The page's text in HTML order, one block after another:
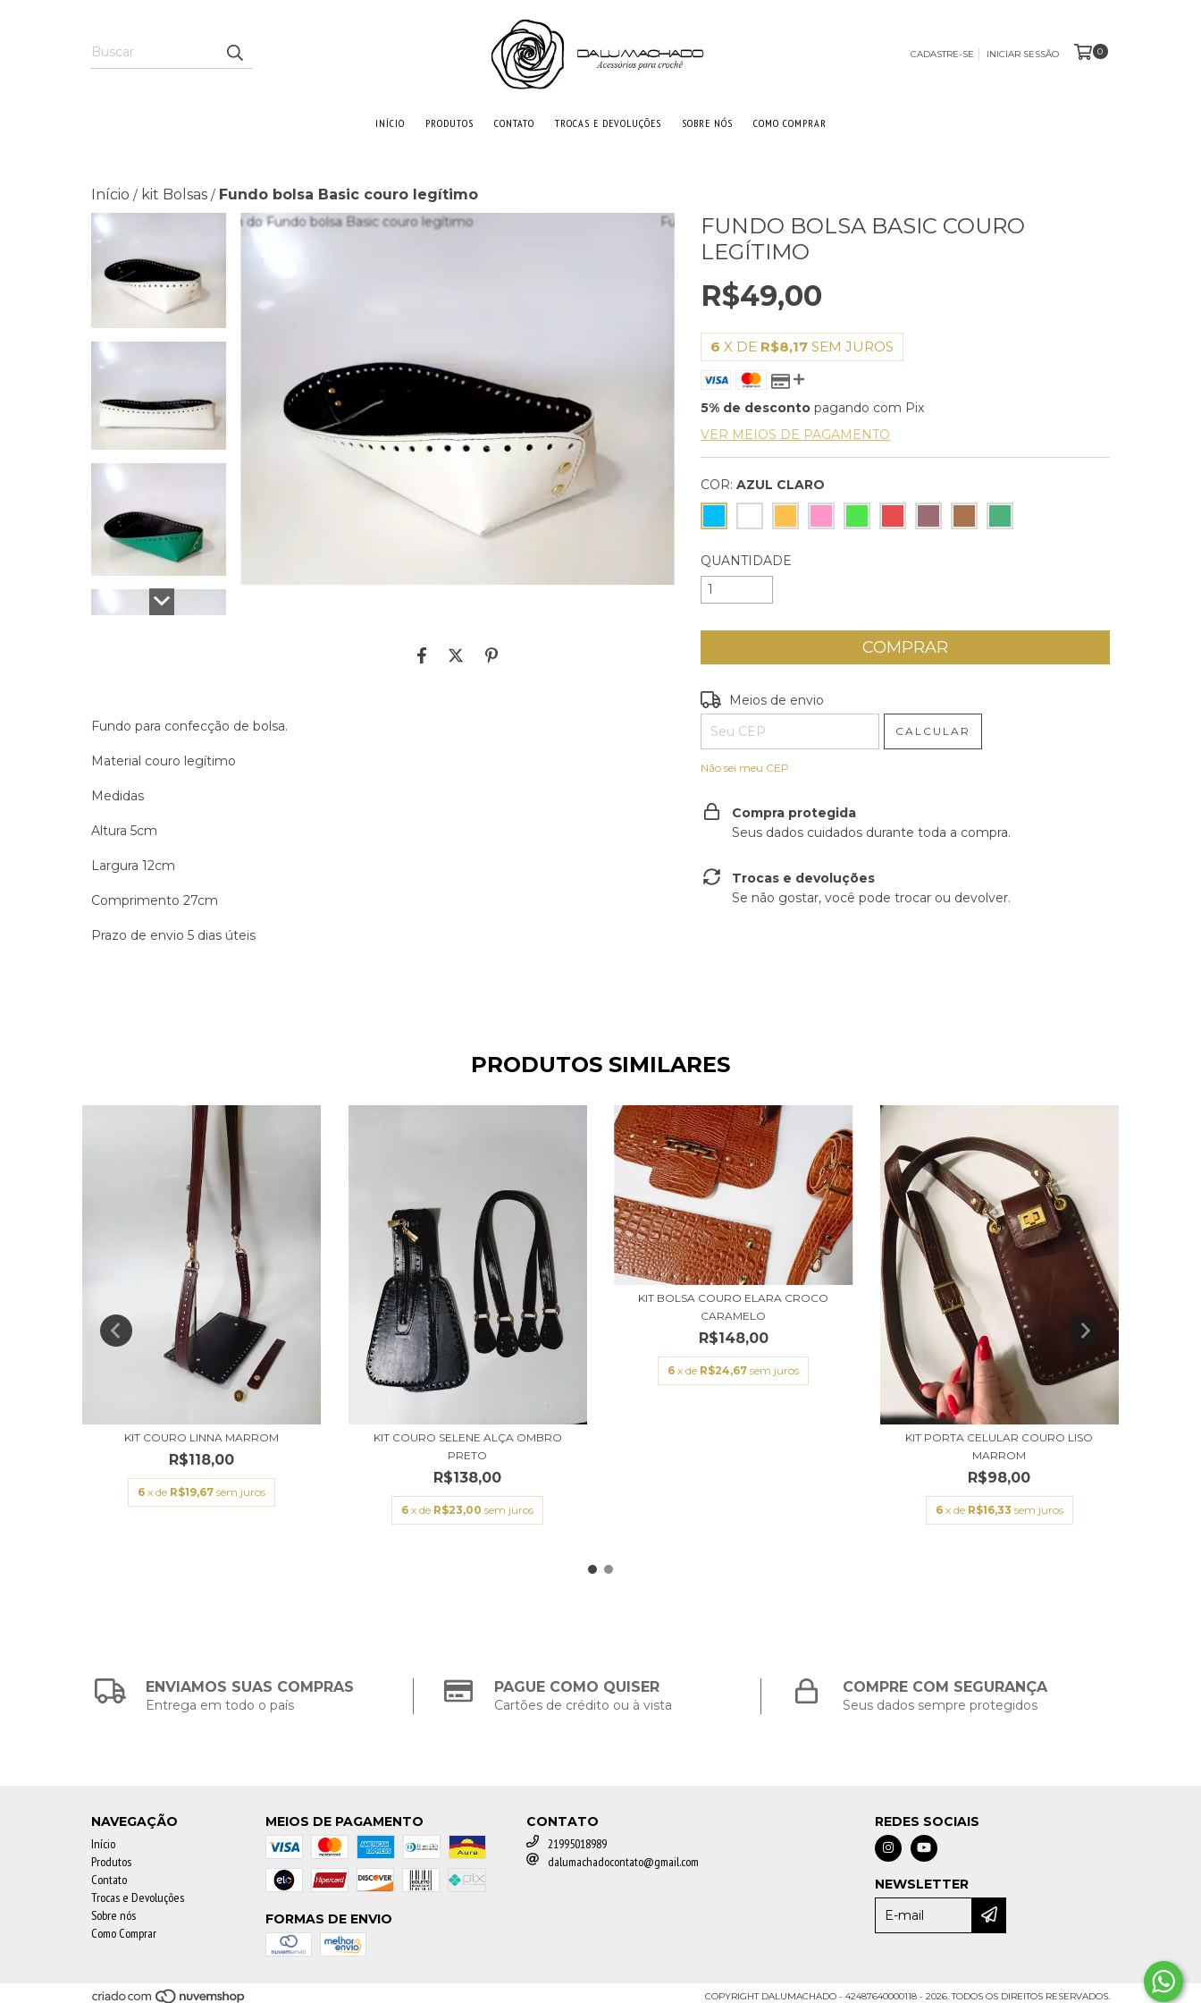
CADASTRE-SE INICIAR SESSÃO 0
INÍCIO PRODUTOS CONTATO TROCAS E DEVOLUÇÕES SOBRE NÓS COMO COMPRAR
Início / kit Bolsas / Fundo bolsa Basic couro legítimo
Fundo para confecção de bolsa.
Material couro legítimo
Medidas
Altura 5cm
Largura 12cm
Comprimento 27cm
Prazo de envio 5 dias úteis
FUNDO BOLSA BASIC COURO
LEGÍTIMO
R$49,00
6 X DE R$8,17 SEM JUROS
5% de desconto pagando com Pix
VER MEIOS DE PAGAMENTO
COR: AZUL CLARO
QUANTIDADE
Entregas para o CEP:
Meios de envio
CALCULAR
Não sei meu CEP
Compra protegida
Seus dados cuidados durante toda a compra.
Trocas e devoluções
Se não gostar, você pode trocar ou devolver.
PRODUTOS SIMILARES
KIT COURO LINNA MARROM
R$118,00
6 x de R$19,67 sem juros
KIT COURO SELENE ALÇA OMBRO
PRETO
R$138,00
6 x de R$23,00 sem juros
KIT BOLSA COURO ELARA CROCO
CARAMELO
R$148,00
6 x de R$24,67 sem juros
KIT PORTA CELULAR COURO LISO
MARROM
R$98,00
6 x de R$16,33 sem juros
ENVIAMOS SUAS COMPRAS
Entrega em todo o país
PAGUE COMO QUISER
Cartões de crédito ou à vista
COMPRE COM SEGURANÇA
Seus dados sempre protegidos
NAVEGAÇÃO
Início
Produtos
Contato
Trocas e Devoluções
Sobre nós
Como Comprar
MEIOS DE PAGAMENTO
FORMAS DE ENVIO
CONTATO
21995018989
dalumachadocontato@gmail.com
REDES SOCIAIS
NEWSLETTER
COPYRIGHT DALUMACHADO - 42487640000118 - 2026. TODOS OS DIREITOS RESERVADOS.